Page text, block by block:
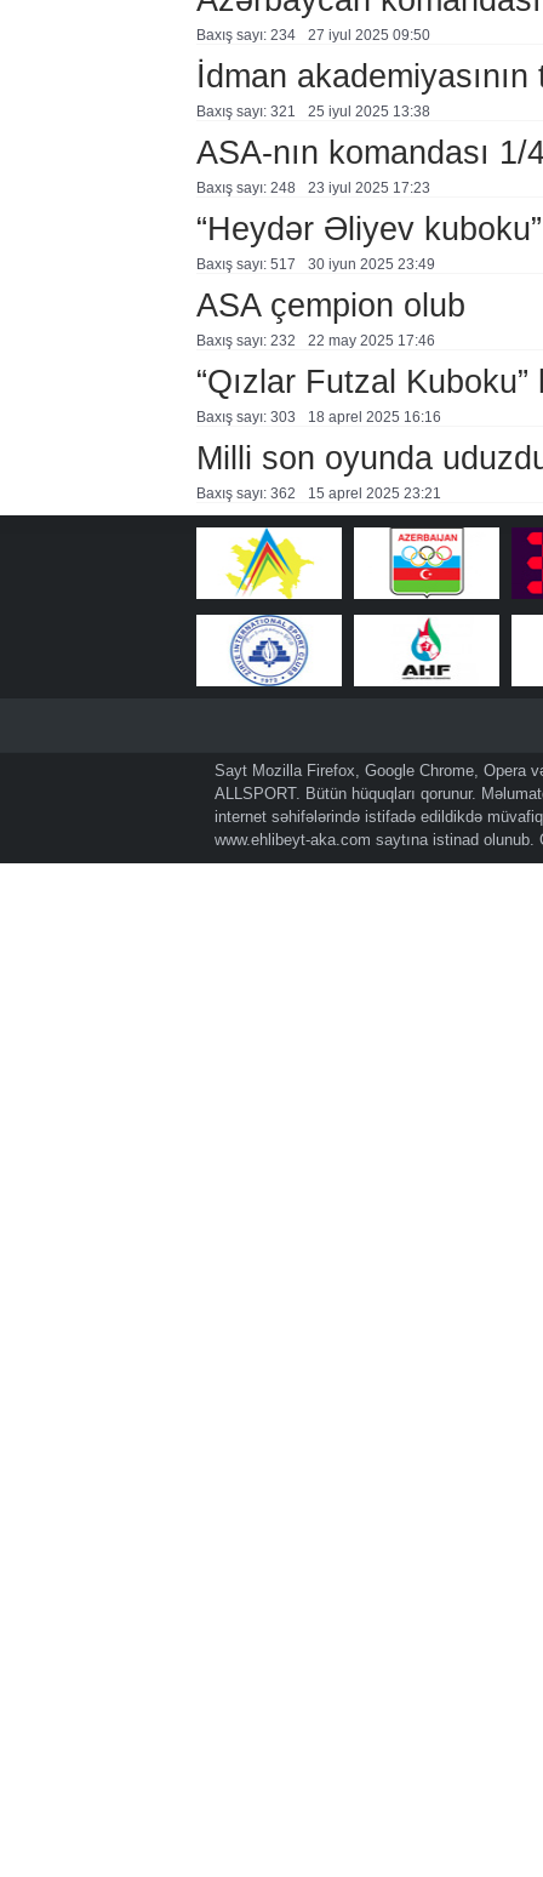
Baxış sayı: 234 27 i̇yul 2025 09:50
İdman
Baxış sayı: 321 25 i̇yul 2025 13:38
ASA-nın komandası 1/
Baxış sayı: 248 23 i̇yul 2025 17:23
“Heydər Əliyev
Baxış sayı: 517 30 i̇yun 2025 23:49
ASA çempion olub
Baxış sayı: 232 22 may 2025 17:46
“Qızlar Futzal
Baxış sayı: 303 18 aprel 2025 16:16
Milli son oyunda
Baxış sayı: 362 15 aprel 2025 23:21
Sayt Mozilla Firefox, Google Chrome, Opera
ALLSPORT. Bütün hüquqları qorunur.
internet səhifələrində istifadə edildikdə
www.ehlibeyt-aka.com saytına istinad olunub.